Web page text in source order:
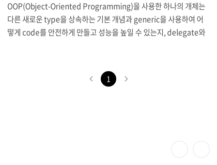
OOP(Object-Oriented Programming)을 사용한 하나의 개체는
다른 새로운 type을 상속하는 기본 개념과 generic을 사용하여 어
떻게 code를 안전하게 만들고 성능을 높일 수 있는지, delegate와
에 대한 interface를 구현하고 기능을 재사용하기 위해 기반 class로
부터 상속받는 파생 class를 만들 것이며 상속된 type member를
1